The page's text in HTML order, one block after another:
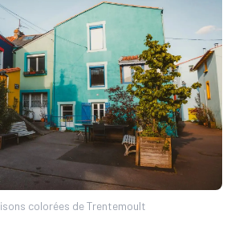
colorées de Trentemoult